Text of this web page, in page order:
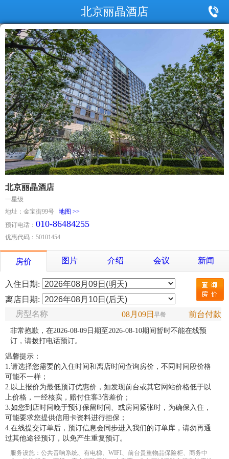
北京丽晶酒店
北京丽晶酒店
一星级
地址：金宝街99号 地图 >>
预订电话： 010-86484255
优惠代码：50101454
房价 图片 介绍 会议 新闻
入住日期:
离店日期:
08月09日早餐 前台付款
房型名称
非常抱歉，在2026-08-09日期至2026-08-10期间暂时不能在线预
订，请拨打电话预订。
温馨提示：
1.请选择您需要的入住时间和离店时间查询房价，不同时间段价格
可能不一样；
2.以上报价为最低预订优惠价，如发现前台或其它网站价格低于以
上价格，一经核实，赔付住客3倍差价；
3.如您到店时间晚于预订保留时间、或房间紧张时，为确保入住，
可能要求您提供信用卡资料进行担保；
4.在线提交订单后，预订信息会同步进入我们的订单库，请勿再通
过其他途径预订，以免产生重复预订。
服务设施：公共音响系统、有电梯、WIFI、前台贵重物品保险柜、商务中